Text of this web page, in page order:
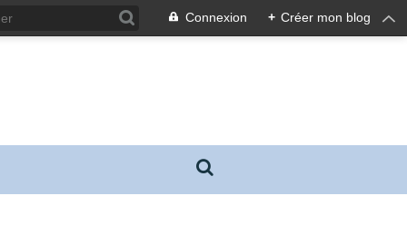
Connexion + Créer mon blog